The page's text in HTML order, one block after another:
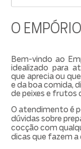
O EMPÓRIO
Bem-vindo ao
idealizado para
que aprecia ou
e da boa comida,
de peixes e frutos
O atendimento é
dúvidas sobre
cocção com
dicas que fazem a